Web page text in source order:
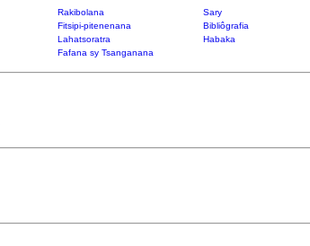
Rakibolana Sary
Fitsipi-pitenenana Bibliôgrafia
Lahatsoratra Habaka
Fafana sy Tsanganana